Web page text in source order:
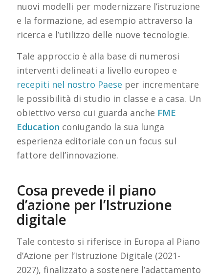
nuovi modelli per modernizzare l’istruzione
e la formazione, ad esempio attraverso la
ricerca e l’utilizzo delle nuove tecnologie.
Tale approccio è alla base di numerosi
interventi delineati a livello europeo e
recepiti nel nostro Paese per incrementare
le possibilità di studio in classe e a casa. Un
obiettivo verso cui guarda anche FME
Education coniugando la sua lunga
esperienza editoriale con un focus sul
fattore dell’innovazione.
Cosa prevede il piano
d’azione per l’Istruzione
digitale
Tale contesto si riferisce in Europa al Piano
d’Azione per l’Istruzione Digitale (2021-
2027), finalizzato a sostenere l’adattamento